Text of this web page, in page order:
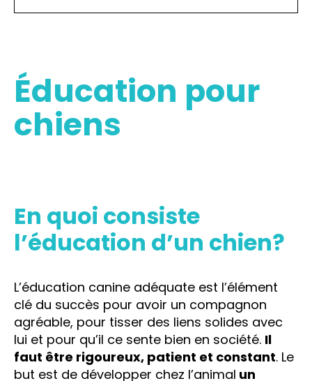
Éducation pour
chiens
En quoi consiste
l’éducation d’un chien?
L’éducation canine adéquate est l’élément
clé du succès pour avoir un compagnon
agréable, pour tisser des liens solides avec
lui et pour qu’il ce sente bien en société. Il
faut être rigoureux, patient et constant. Le
but est de développer chez l’animal un